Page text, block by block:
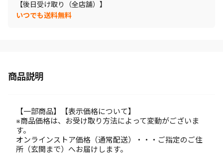
【後日受け取り（全店舗）】
いつでも送料無料
商品説明
【一部商品】【表示価格について】
※商品価格は、お受け取り方法によって変動がございま
す。
オンラインストア価格（通常配送）・・・ご指定のご住
所（玄関まで）へお届けします。